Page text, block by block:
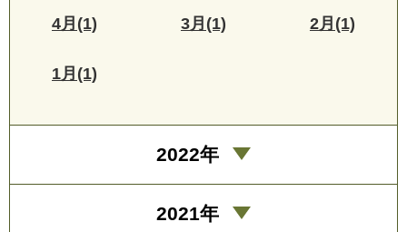
4月(1) 3月(1) 2月(1)
1月(1)
2022年
2021年